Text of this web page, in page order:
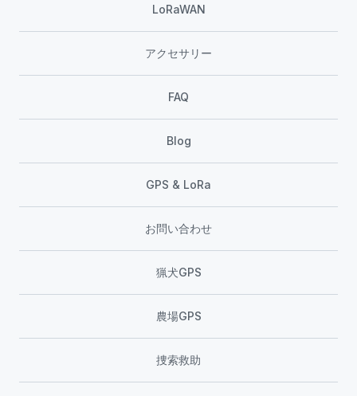
LoRaWAN
アクセサリー
FAQ
Blog
GPS & LoRa
お問い合わせ
猟犬GPS
農場GPS
捜索救助